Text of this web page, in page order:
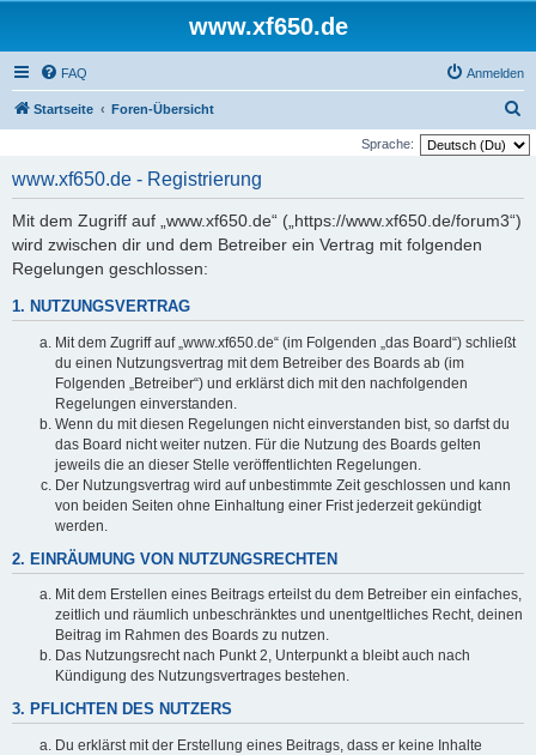
www.xf650.de
FAQ Anmelden
Startseite Foren-Übersicht
u
Sprache:
www.xf650.de - Registrierung
Mit dem Zugriff auf „www.xf650.de“ („https://www.xf650.de/forum3“)
wird zwischen dir und dem Betreiber ein Vertrag mit folgenden
Regelungen geschlossen:
1. NUTZUNGSVERTRAG
Mit dem Zugriff auf „www.xf650.de“ (im Folgenden „das Board“) schließt
du einen Nutzungsvertrag mit dem Betreiber des Boards ab (im
Folgenden „Betreiber“) und erklärst dich mit den nachfolgenden
Regelungen einverstanden.
Wenn du mit diesen Regelungen nicht einverstanden bist, so darfst du
das Board nicht weiter nutzen. Für die Nutzung des Boards gelten
jeweils die an dieser Stelle veröffentlichten Regelungen.
Der Nutzungsvertrag wird auf unbestimmte Zeit geschlossen und kann
von beiden Seiten ohne Einhaltung einer Frist jederzeit gekündigt
werden.
2. EINRÄUMUNG VON NUTZUNGSRECHTEN
Mit dem Erstellen eines Beitrags erteilst du dem Betreiber ein einfaches,
zeitlich und räumlich unbeschränktes und unentgeltliches Recht, deinen
Beitrag im Rahmen des Boards zu nutzen.
Das Nutzungsrecht nach Punkt 2, Unterpunkt a bleibt auch nach
Kündigung des Nutzungsvertrages bestehen.
3. PFLICHTEN DES NUTZERS
Du erklärst mit der Erstellung eines Beitrags, dass er keine Inhalte